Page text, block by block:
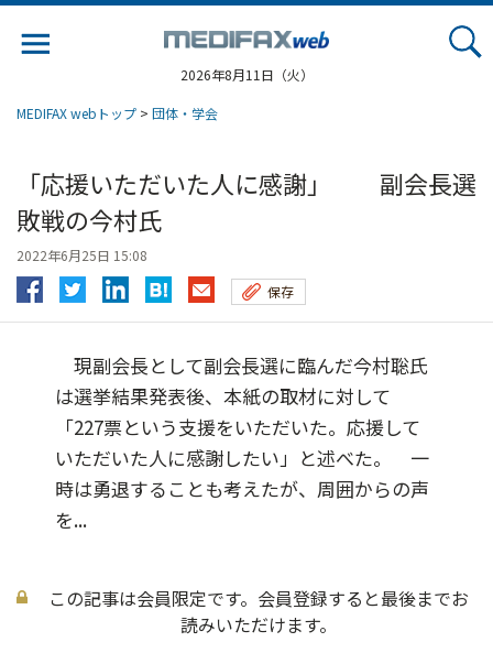
2026年8月11日（火）
MEDIFAX webトップ > 団体・学会
「応援いただいた人に感謝」 副会長選
敗戦の今村氏
2022年6月25日 15:08
保存
現副会長として副会長選に臨んだ今村聡氏
は選挙結果発表後、本紙の取材に対して
「227票という支援をいただいた。応援して
いただいた人に感謝したい」と述べた。 一
時は勇退することも考えたが、周囲からの声
を...
この記事は会員限定です。会員登録すると最後までお
読みいただけます。